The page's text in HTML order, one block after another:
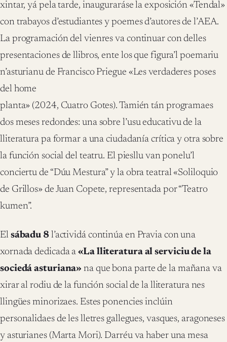
xintar, yá pela tarde, inauguraráse la exposición «Tendal»
con trabayos d’estudiantes y poemes d’autores de l’AEA.
La programación del vienres va continuar con delles
presentaciones de llibros, ente los que figura’l poemariu
n’asturianu de Francisco Priegue «Les verdaderes poses
del home
planta» (2024, Cuatro Gotes). Tamién tán programaes
dos meses redondes: una sobre l’usu educativu de la
lliteratura pa formar a una ciudadanía crítica y otra sobre
la función social del teatru. El piesllu van ponelu’l
conciertu de “Dúu Mestura” y la obra teatral «Soliloquio
de Grillos» de Juan Copete, representada por “Teatro
kumen”.
El sábadu 8 l’actividá continúa en Pravia con una
xornada dedicada a«La lliteratura al serviciu de la
sociedá asturiana» na que bona parte de la mañana va
xirar al rodiu de la función social de la lliteratura nes
llingües minorizaes. Estes ponencies inclúin
personalidaes de les lletres gallegues, vasques, aragoneses
y asturianes (Marta Mori). Darréu va haber una mesa